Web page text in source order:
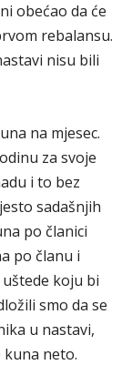
obećao da će
rebalansu.
nisu bili
na mjesec.
za svoje
i to bez
sadašnjih
po članici
po članu i
koju bi
smo da se
u nastavi,
kuna neto.